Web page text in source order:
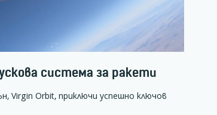
система за ракети
Virgin Orbit, приключи успешно ключов